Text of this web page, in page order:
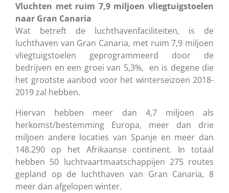
Vluchten met ruim 7,9 miljoen vliegtuigstoelen
naar Gran Canaria
Wat betreft de luchthavenfaciliteiten, is de
luchthaven van Gran Canaria, met ruim 7,9 miljoen
vliegtuigstoelen geprogrammeerd door de
bedrijven en een groei van 5,3%, en is degene die
het grootste aanbod voor het winterseizoen 2018-
2019 zal hebben.
Hiervan hebben meer dan 4,7 miljoen als
herkomst/bestemming Europa, meer dan drie
miljoen andere locaties van Spanje en meer dan
148.290 op het Afrikaanse continent. In totaal
hebben 50 luchtvaartmaatschappijen 275 routes
gepland op de luchthaven van Gran Canaria, 8
meer dan afgelopen winter.